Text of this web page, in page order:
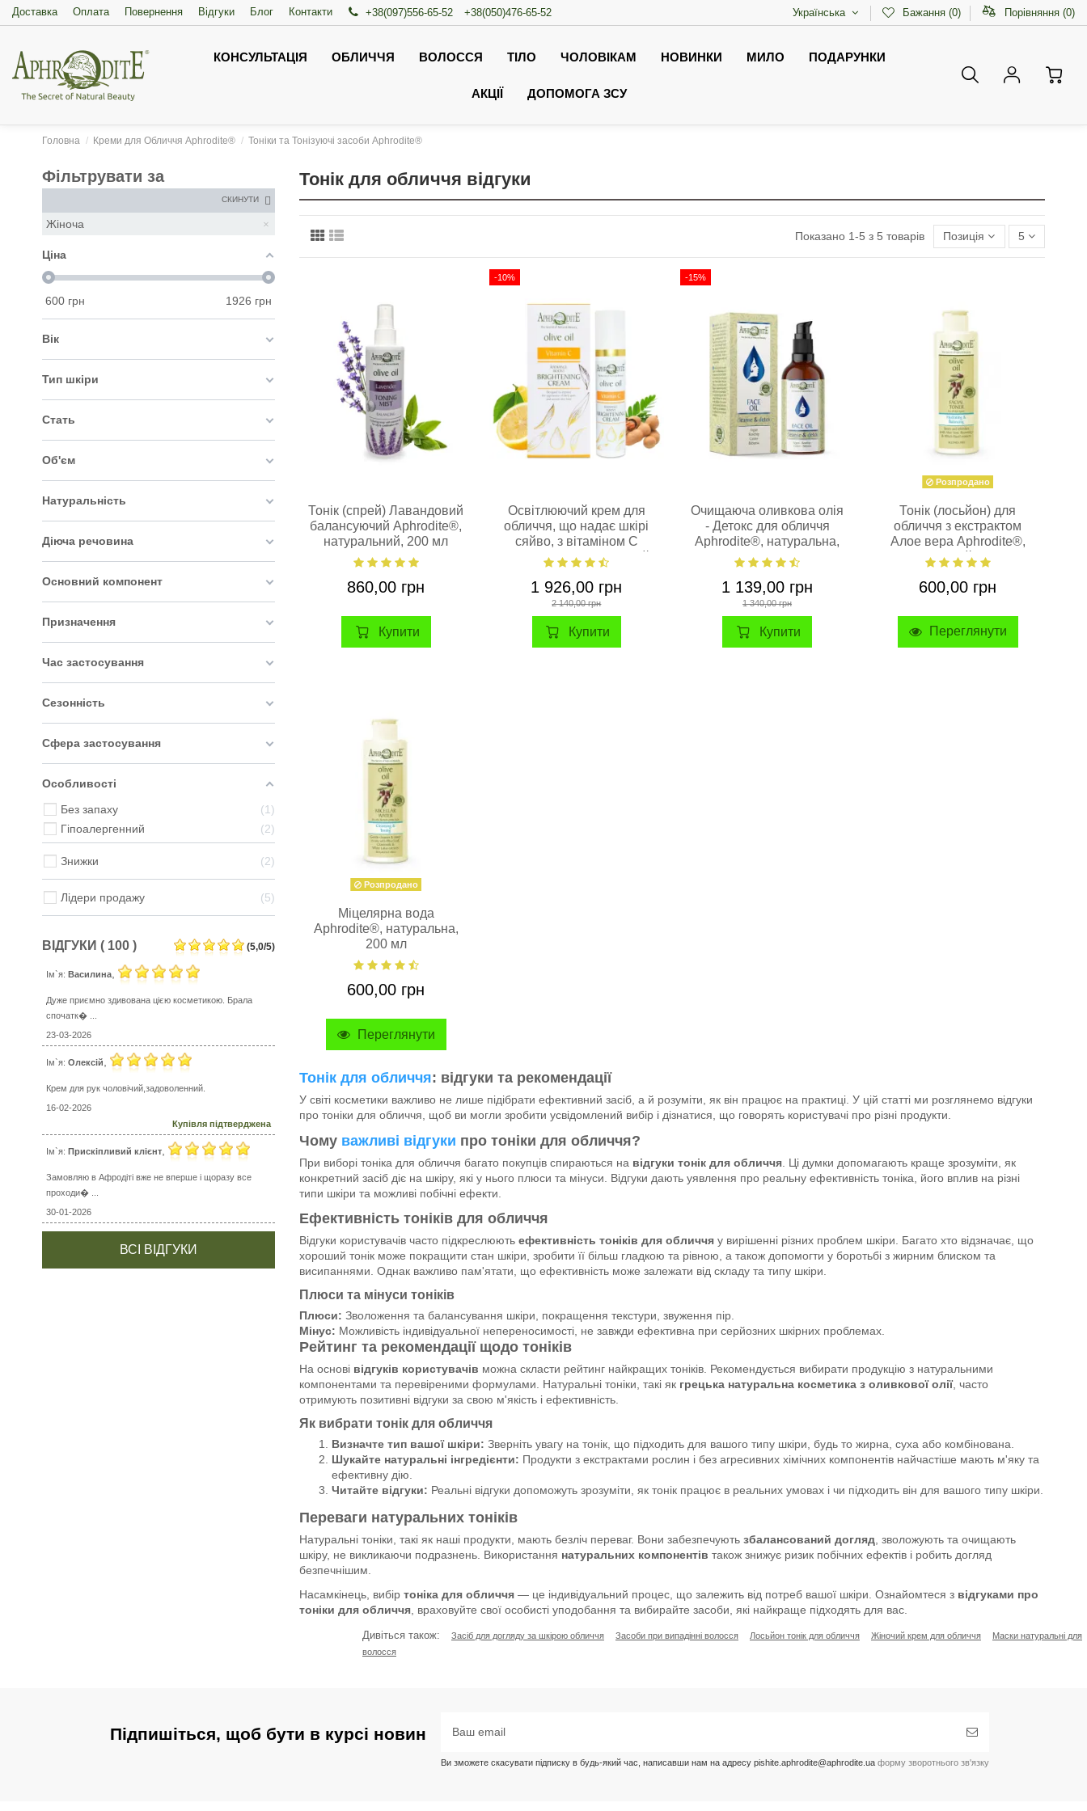
Доставка Оплата Повернення Відгуки Блог Контакти +38(097)556-65-52 +38(050)476-65-52 Українська Бажання (0) Порівняння (0)
КОНСУЛЬТАЦІЯ ОБЛИЧЧЯ ВОЛОССЯ ТІЛО ЧОЛОВІКАМ НОВИНКИ МИЛО ПОДАРУНКИ
АКЦІЇ ДОПОМОГА ЗСУ
Головна Креми для Обличчя Aphrodite® Тоніки та Тонізуючі засоби Aphrodite®
Тонік для обличчя відгуки
Показано 1-5 з 5 товарів Позиція 5
Тонік (спрей) Лавандовий
балансуючий Aphrodite®,
натуральний, 200 мл
860,00 грн
Купити
-10%
Освітлюючий крем для
обличчя, що надає шкірі
сяйво, з вітаміном С
Aphrodite®, натуральний,
50 мл
1 926,00 грн
2 140,00 грн
Купити
-15%
Очищаюча оливкова олія
- Детокс для обличчя
Aphrodite®, натуральна,
100 мл
1 139,00 грн
1 340,00 грн
Купити
Розпродано
Тонік (лосьйон) для
обличчя з екстрактом
Алое вера Aphrodite®,
натуральний, 200 мл
600,00 грн
Переглянути
Розпродано
Міцелярна вода
Aphrodite®, натуральна,
200 мл
600,00 грн
Переглянути
Тонік для обличчя: відгуки та рекомендації
У світі косметики важливо не лише підібрати ефективний засіб, а й розуміти, як він працює на практиці. У цій статті ми розглянемо відгуки
про тоніки для обличчя, щоб ви могли зробити усвідомлений вибір і дізнатися, що говорять користувачі про різні продукти.
Чому важливі відгуки про тоніки для обличчя?
При виборі тоніка для обличчя багато покупців спираються на відгуки тонік для обличчя. Ці думки допомагають краще зрозуміти, як
конкретний засіб діє на шкіру, які у нього плюси та мінуси. Відгуки дають уявлення про реальну ефективність тоніка, його вплив на різні
типи шкіри та можливі побічні ефекти.
Ефективність тоніків для обличчя
Відгуки користувачів часто підкреслюють ефективність тоніків для обличчяу вирішенні різних проблем шкіри. Багато хто відзначає, що
хороший тонік може покращити стан шкіри, зробити її більш гладкою та рівною, а також допомогти у боротьбі з жирним блиском та
висипаннями. Однак важливо пам'ятати, що ефективність може залежати від складу та типу шкіри.
Плюси та мінуси тоніків
Плюси: Зволоження та балансування шкіри, покращення текстури, звуження пір.
Мінус: Можливість індивідуальної непереносимості, не завжди ефективна при серйозних шкірних проблемах.
Рейтинг та рекомендації щодо тоніків
На основі відгуків користувачів можна скласти рейтинг найкращих тоніків. Рекомендується вибирати продукцію з натуральними
компонентами та перевіреними формулами. Натуральні тоніки, такі як грецька натуральна косметика з оливкової олії, часто
отримують позитивні відгуки за свою м'якість і ефективність.
Як вибрати тонік для обличчя
Визначте тип вашої шкіри: Зверніть увагу на тонік, що підходить для вашого типу шкіри, будь то жирна, суха або комбінована.
Шукайте натуральні інгредієнти: Продукти з екстрактами рослин і без агресивних хімічних компонентів найчастіше мають м'яку та
ефективну дію.
Читайте відгуки: Реальні відгуки допоможуть зрозуміти, як тонік працює в реальних умовах і чи підходить він для вашого типу шкіри.
Переваги натуральних тоніків
Натуральні тоніки, такі як наші продукти, мають безліч переваг. Вони забезпечують збалансований догляд, зволожують та очищають
шкіру, не викликаючи подразнень. Використання натуральних компонентів також знижує ризик побічних ефектів і робить догляд
безпечнішим.
Насамкінець, вибір тоніка для обличчя— це індивідуальний процес, що залежить від потреб вашої шкіри. Ознайомтеся з відгуками про
тоніки для обличчя, враховуйте свої особисті уподобання та вибирайте засоби, які найкраще підходять для вас.
Фільтрувати за
СКИНУТИ
Жіноча
Ціна
600 грн 1926 грн
Вік
Тип шкіри
Стать
Об'єм
Натуральність
Діюча речовина
Основний компонент
Призначення
Час застосування
Сезонність
Сфера застосування
Особливості
Без запаху
1
Гіпоалергенний
2
Знижки 2
Лідери продажу 5
ВІДГУКИ ( 100 ) (5,0/5)
Ім`я: Василина,
Дуже приємно здивована цією косметикою. Брала
спочатк� ...
23-03-2026
Ім`я: Олексій,
Крем для рук чоловічий,задоволенний.
16-02-2026
Купівля підтверджена
Ім`я: Прискіпливий клієнт,
Замовляю в Афродіті вже не вперше і щоразу все
проходи� ...
30-01-2026
ВСІ ВІДГУКИ
Дивіться також: Засіб для догляду за шкірою обличчя Засоби при випадінні волосся Лосьйон тонік для обличчя Жіночий крем для обличчя
Маски натуральні для
волосся
Підпишіться, щоб бути в курсі новин
Ви зможете скасувати підписку в будь-який час, написавши нам на адресу pishite.aphrodite@aphrodite.uaформу зворотнього зв'язку